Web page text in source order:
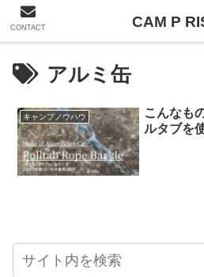
アルミ缶
キャンプノウハウ
こんなも
ルタブを
CONTACT CAM P